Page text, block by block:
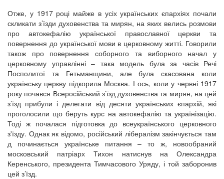
Отже, у 1917 році майже в усіх українських єпархіях почали
скликати з’їзди духовенства та мирян, на яких велись розмови
про автокефалію української православної церкви та
повернення до української мови в церковному житті. Говорили
також про повернення соборного та виборного начал у
церковному управлінні – така модель була за часів Речі
Посполитої та Гетьманщини, але була скасована коли
українську церкву підкорила Москва. І ось, коли у червні 1917
року почався Всеросійський з’їзд духовенства та мирян, на цей
з’їзд прибули і делегати від десяти українських єпархій, які
проголосили що беруть курс на автокефалію та українізацію.
Тоді ж почалася підготовка до всеукраїнського церковного
з'їзду. Однак як відомо, російський лібералізм закінчується там
д починається українське питання – то ж, новообраний
московський патріарх Тихон натиснув на Олександра
Керенського, президента Тимчасового Уряду, і той заборонив
цей з’їзд.